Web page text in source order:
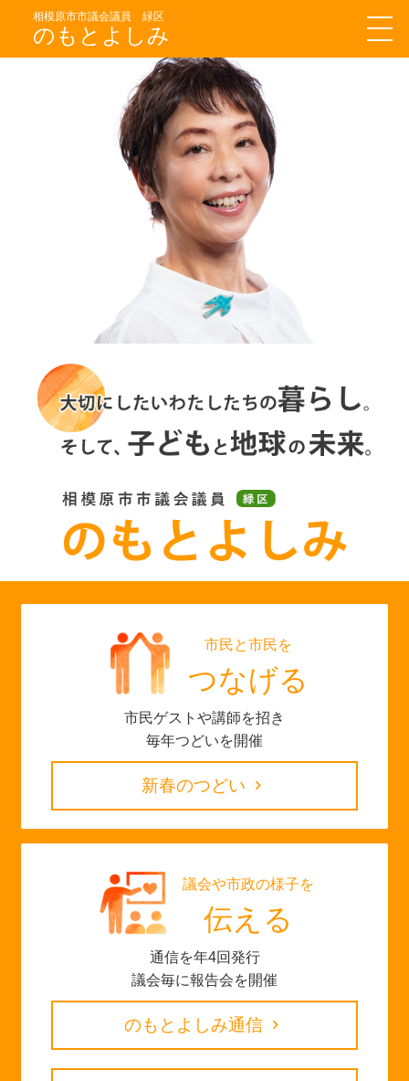
相模原市市議会議員 緑区
のもとよしみ
市民と市民を
つなげる
市民ゲストや講師を招き
毎年つどいを開催
新春のつどい
議会や市政の様子を
伝える
通信を年4回発行
議会毎に報告会を開催
のもとよしみ通信